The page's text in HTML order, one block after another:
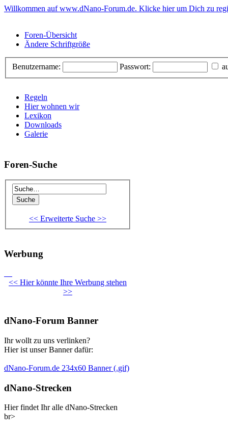
Willkommen auf www.dNano-Forum.de. Klicke hier um Dich zu
Foren-Übersicht
Ändere Schriftgröße
Benutzername: Passwort:
Regeln
Hier wohnen wir
Lexikon
Downloads
Galerie
Foren-Suche
<< Erweiterte Suche >>
Werbung
<< Hier könnte Ihre Werbung stehen
>>
dNano-Forum Banner
Ihr wollt zu uns verlinken?
Hier ist unser Banner dafür:
dNano-Forum.de 234x60 Banner (.gif)
dNano-Strecken
Hier findet Ihr alle dNano-Strecken
br>